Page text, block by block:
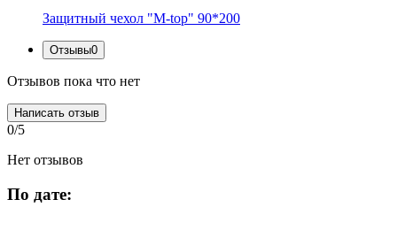
Защитный чехол "M-top" 90*200
Отзывы0
Отзывов пока что нет
Написать отзыв
0/5
Нет отзывов
По дате: